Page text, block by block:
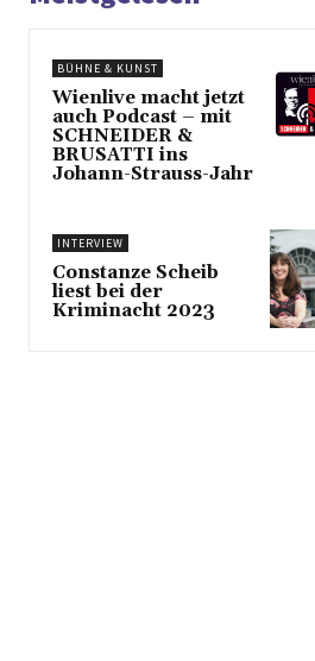
BÜHNE & KUNST
Wienlive macht jetzt
auch Podcast – mit
SCHNEIDER &
BRUSATTI ins
Johann-Strauss-Jahr
INTERVIEW
Constanze Scheib
liest bei der
Kriminacht 2023